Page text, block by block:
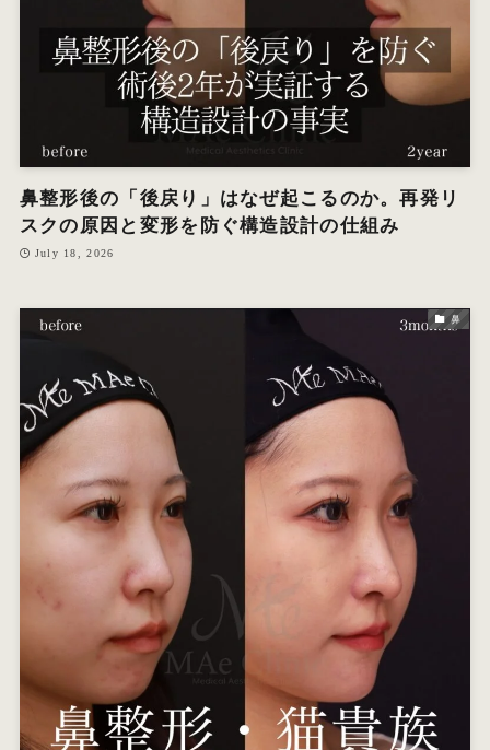
鼻整形後の「後戻り」はなぜ起こるのか。再発リ
スクの原因と変形を防ぐ構造設計の仕組み
July 18, 2026
鼻